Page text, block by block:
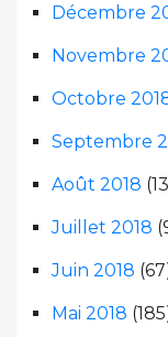
Décembre
Novembre
Octobre
Septembre
Août 2018
Juillet 2018
Juin 2018
Mai 2018